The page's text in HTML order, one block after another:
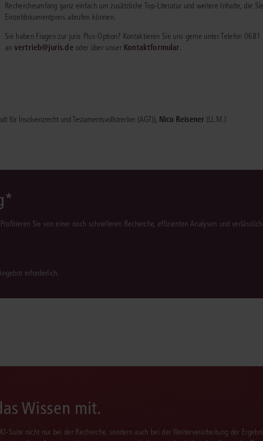
Kanzleimanagement
Medizinrecht
Immaterialgüterrecht
Rechercheumfang ganz einfach um zusätzliche Top-Literatur und weitere Inhalte, die
Einzeldokumentpreis abrufen können.
Sie haben Fragen zur juris Plus-Option? Kontaktieren Sie uns gerne unter Telefon
an vertrieb@juris.de oder über unser Kontaktformular.
für Insolvenzrecht und Testamentsvollstrecker (AGT)), Nico Reisener (LL.M.)
Sie von einer noch schnelleren Recherche, effizienten Analysen und
erforderlich.
Wissen mit.
Suite nicht nur bei der Recherche, sondern auch bei der Weiterverarbeitung der